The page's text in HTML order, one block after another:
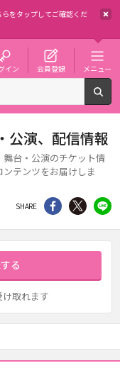
らをタップしてご確認くだ
イン 会員登録 メニュー
公演、配信情報
台・公演のチケット情
テンツをお届けしま
SHARE シェア Twitter
る
取れます